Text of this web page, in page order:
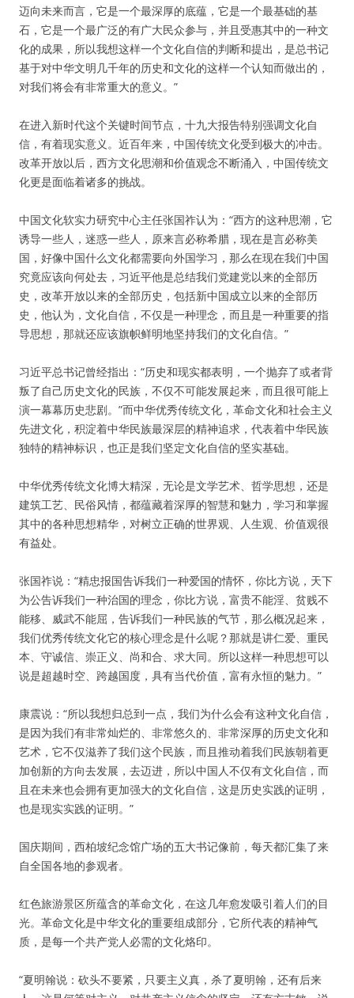
迈向未来而言，它是一个最深厚的底蕴，它是一个最基础的基
石，它是一个最广泛的有广大民众参与，并且受惠其中的一种文
化的成果，所以我想这样一个文化自信的判断和提出，是总书记
基于对中华文明几千年的历史和文化的这样一个认知而做出的，
对我们将会有非常重大的意义。”
在进入新时代这个关键时间节点，十九大报告特别强调文化自
信，有着现实意义。近百年来，中国传统文化受到极大的冲击。
改革开放以后，西方文化思潮和价值观念不断涌入，中国传统文
化更是面临着诸多的挑战。
中国文化软实力研究中心主任张国祚认为：“西方的这种思潮，它
诱导一些人，迷惑一些人，原来言必称希腊，现在是言必称美
国，好像中国什么文化都需要向外国学习，那么在现在我们中国
究竟应该向何处去，习近平他是总结我们党建党以来的全部历
史，改革开放以来的全部历史，包括新中国成立以来的全部历
史，他认为，文化自信，不仅是一种理念，而且是一种重要的指
导思想，那就还应该旗帜鲜明地坚持我们的文化自信。”
习近平总书记曾经指出：“历史和现实都表明，一个抛弃了或者背
叛了自己历史文化的民族，不仅不可能发展起来，而且很可能上
演一幕幕历史悲剧。”而中华优秀传统文化，革命文化和社会主义
先进文化，积淀着中华民族最深层的精神追求，代表着中华民族
独特的精神标识，也正是我们坚定文化自信的坚实基础。
中华优秀传统文化博大精深，无论是文学艺术、哲学思想，还是
建筑工艺、民俗风情，都蕴藏着深厚的智慧和魅力，学习和掌握
其中的各种思想精华，对树立正确的世界观、人生观、价值观很
有益处。
张国祚说：“精忠报国告诉我们一种爱国的情怀，你比方说，天下
为公告诉我们一种治国的理念，你比方说，富贵不能淫、贫贱不
能移、威武不能屈，告诉我们一种民族的气节，那么概况起来，
我们优秀传统文化它的核心理念是什么呢？那就是讲仁爱、重民
本、守诚信、崇正义、尚和合、求大同。所以这样一种思想可以
说是超越时空、跨越国度，具有当代价值，富有永恒的魅力。”
康震说：“所以我想归总到一点，我们为什么会有这种文化自信，
是因为我们有非常灿烂的、非常悠久的、非常深厚的历史文化和
艺术，它不仅滋养了我们这个民族，而且推动着我们民族朝着更
加创新的方向去发展，去迈进，所以中国人不仅有文化自信，而
且在未来也会拥有更加强大的文化自信，这是历史实践的证明，
也是现实实践的证明。”
国庆期间，西柏坡纪念馆广场的五大书记像前，每天都汇集了来
自全国各地的参观者。
红色旅游景区所蕴含的革命文化，在这几年愈发吸引着人们的目
光。革命文化是中华文化的重要组成部分，它所代表的精神气
质，是每一个共产党人必需的文化烙印。
“夏明翰说：砍头不要紧，只要主义真，杀了夏明翰，还有后来